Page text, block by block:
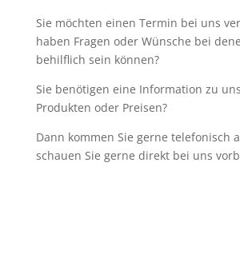
Sie möchten einen Termin bei uns
haben Fragen oder Wünsche bei
behilflich sein können?
Sie benötigen eine Information zu
Produkten oder Preisen?
Dann kommen Sie gerne telefonisch
schauen Sie gerne direkt bei uns